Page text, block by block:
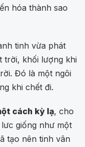
hóa thành sao
tinh vừa phát
trời, khối lượng khi
Đó là một ngôi
khi chết đi.
cách kỳ lạ, cho
giống như một
tạo nên tinh vân